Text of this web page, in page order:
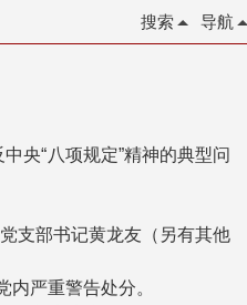
导航
搜索
央“八项规定”精神的典型问
支部书记黄龙友（另有其他
严重警告处分。